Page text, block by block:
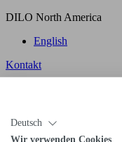
DILO North America
English
Kontakt
Services
Hochdruckprodukte
Deutsch
Wir verwenden Cookies